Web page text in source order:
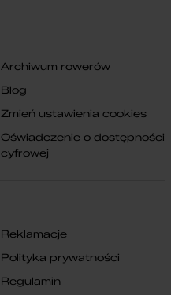
Archiwum rowerów
Blog
Zmień ustawienia cookies
Oświadczenie o dostępności
cyfrowej
Reklamacje
Polityka prywatności
Regulamin